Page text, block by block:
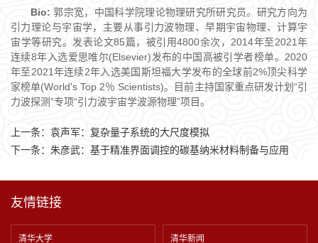
Bio:郭宗宽，中国科学院理论物理研究所研究员。研究方向为
引力理论与宇宙学，主要从事引力波物理、早期宇宙物理、计算宇
宙学等研究。发表论文85篇，被引用4800余次，2014年至2021年
连续8年入选爱思唯尔(Elsevier)发布的中国高被引学者榜单。2020
年至2021年连续2年入选美国斯坦福大学发布的全球前2%顶尖科学
家榜单(World's Top 2％ Scientists)。目前主持国家重点研发计划“引
力波探测”专项“引力波宇宙学波源物理”项目。
上一条： 袁声军：复杂量子系统的大尺度模拟
下一条： 朱彦武：基于精准界面调控的碳基纳米材料制备与应用
友情链接
清华大学 清华新闻